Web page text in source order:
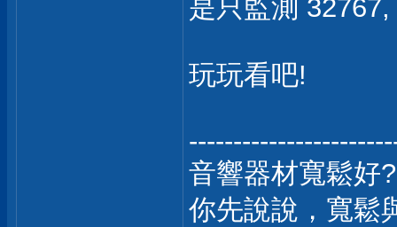
是只監測
玩玩看吧!
音響器材寬鬆好
你先說說，寬鬆